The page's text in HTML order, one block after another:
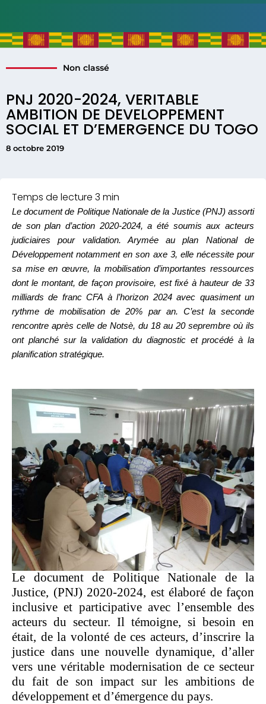
PNJ 2020-2024, VERITABLE
AMBITION DE DEVELOPPEMENT
SOCIAL ET D’EMERGENCE DU TOGO
8 octobre 2019
Non classé
Le document de Politique Nationale de la Justice (PNJ) assorti
de son plan d’action 2020-2024, a été soumis aux acteurs
judiciaires pour validation. Arymée au plan National de
Développement notamment en son axe 3, elle nécessite pour
sa mise en œuvre, la mobilisation d’importantes ressources
dont le montant, de façon provisoire, est fixé à hauteur de 33
milliards de franc CFA à l’horizon 2024 avec quasiment un
rythme de mobilisation de 20% par an. C’est la seconde
rencontre après celle de Notsè, du 18 au 20 seprembre où ils
ont planché sur la validation du diagnostic et procédé à la
planification stratégique.
Le document de Politique Nationale de la
Justice, (PNJ) 2020-2024, est élaboré de façon
inclusive et participative avec l’ensemble des
acteurs du secteur. Il témoigne, si besoin en
était, de la volonté de ces acteurs, d’inscrire la
justice dans une nouvelle dynamique, d’aller
vers une véritable modernisation de ce secteur
du fait de son impact sur les ambitions de
développement et d’émergence du pays.